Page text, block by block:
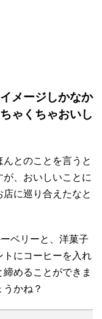
メージしかなか
ゃくちゃおいし
とのことを言うと
、おいしいことに
に巡り合えたなと
ベリーと、洋菓子
トにコーヒーを入れ
めることができま
かね？